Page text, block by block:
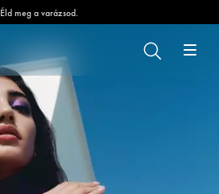
Éld meg a varázsod.